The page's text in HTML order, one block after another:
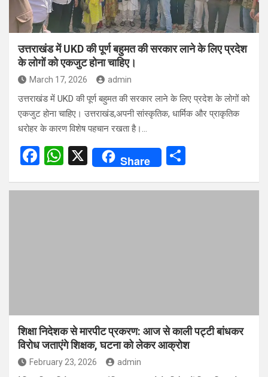
उत्तराखंड में UKD की पूर्ण बहुमत की सरकार लाने के लिए प्रदेश
के लोगों को एकजुट होना चाहिए।
March 17, 2026 admin
उत्तराखंड में UKD की पूर्ण बहुमत की सरकार लाने के लिए प्रदेश के लोगों को
एकजुट होना चाहिए। उत्तराखंड,अपनी सांस्कृतिक, धार्मिक और प्राकृतिक
धरोहर के कारण विशेष पहचान रखता है।…
F
ce
W
at
X Share
ar
शिक्षा निदेशक से मारपीट प्रकरण: आज से काली पट्टी बांधकर
विरोध जताएंगे शिक्षक, घटना को लेकर आक्रोश
February 23, 2026 admin